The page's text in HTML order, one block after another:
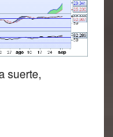
suerte,